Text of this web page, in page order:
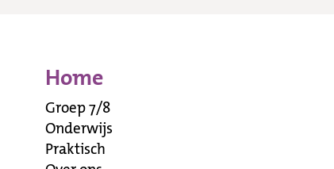
Home
Groep 7/8
Onderwijs
Praktisch